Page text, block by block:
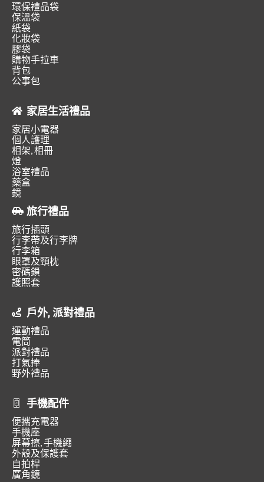
環保禮品袋
保溫袋
紙袋
化妝袋
膠袋
購物手拉車
背包
公事包
家居生活禮品
家居小電器
個人護理
相架, 相冊
燈
浴室禮品
藥盒
鏡
旅行禮品
旅行插頭
行李帶及行李牌
行李箱
眼罩及頸枕
密碼鎖
護照套
戶外, 派對禮品
運動禮品
電筒
派對禮品
打氣捧
野外禮品
手機配件
便攜充電器
手機座
屏幕擦, 手機繩
外殼及保護套
自拍桿
廣角鏡